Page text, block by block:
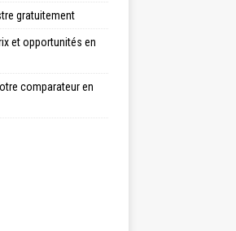
gratuitement
et opportunités en
comparateur en